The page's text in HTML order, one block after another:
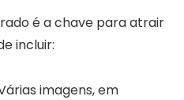
é a chave para atrair
incluir:
imagens, em